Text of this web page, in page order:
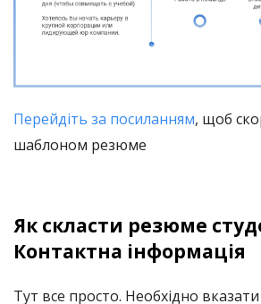
Перейдіть за посиланням, щоб
шаблоном резюме
Як скласти резюме
Контактна інформація
Тут все просто. Необхідно